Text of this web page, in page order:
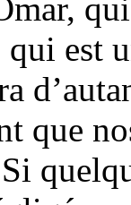
est
que